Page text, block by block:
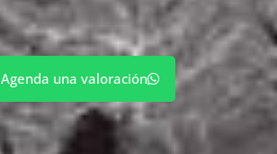
Agenda una valoración